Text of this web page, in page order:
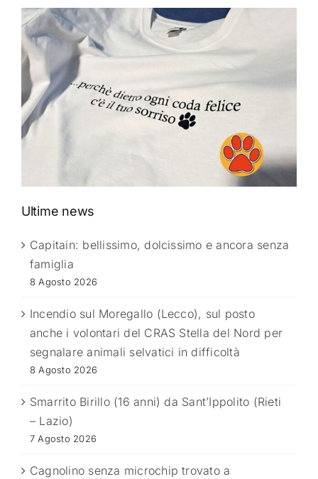
Ultime news
Capitain: bellissimo, dolcissimo e ancora senza
famiglia
8 Agosto 2026
Incendio sul Moregallo (Lecco), sul posto
anche i volontari del CRAS Stella del Nord per
segnalare animali selvatici in difficoltà
8 Agosto 2026
Smarrito Birillo (16 anni) da Sant’Ippolito (Rieti
– Lazio)
7 Agosto 2026
Cagnolino senza microchip trovato a